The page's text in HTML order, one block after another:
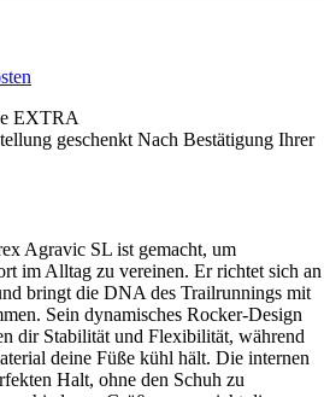
EXTRA
geschenkt Nach Bestätigung Ihrer
Agravic SL ist gemacht, um
im Alltag zu vereinen. Er richtet sich an
bringt die DNA des Trailrunnings mit
Sein dynamisches Rocker-Design
dir Stabilität und Flexibilität, während
deine Füße kühl hält. Die internen
Halt, ohne den Schuh zu